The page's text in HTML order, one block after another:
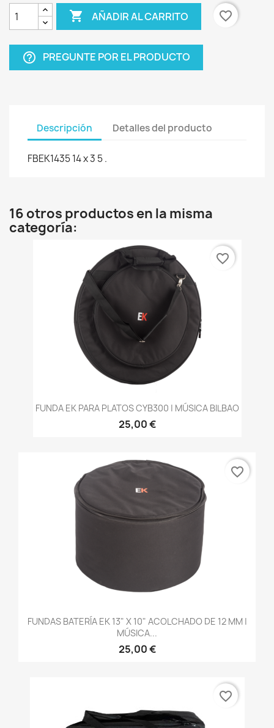
 AÑADIR AL CARRITO favorite_border
help_outline PREGUNTE POR EL PRODUCTO
Descripción Detalles del producto
FBEK1435 14 x 3 5 .
16 otros productos en la misma
categoría:
FUNDA EK PARA PLATOS CYB300 | MÚSICA BILBAO
25,00 €
favorite_border
FUNDAS BATERÍA EK 13" X 10" ACOLCHADO DE 12 MM |
MÚSICA...
25,00 €
favorite_border
favorite_border